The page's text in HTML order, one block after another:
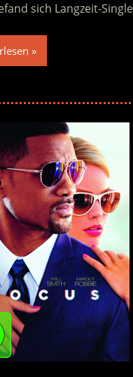
sich Langzeit-